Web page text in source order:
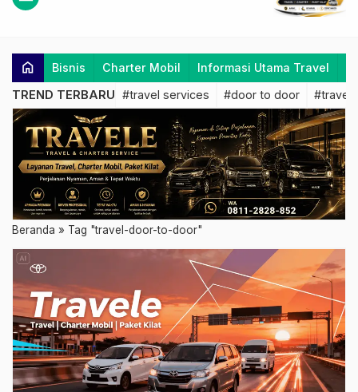
home Bisnis Charter Mobil Informasi Utama Travel
TREND TERBARU #travel services #door to door #travel
Beranda » Tag "travel-door-to-door"